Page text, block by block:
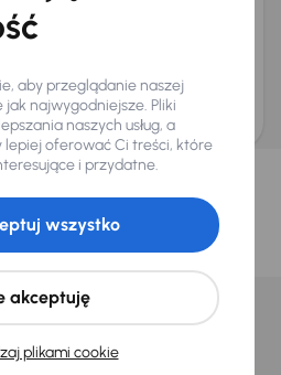
zapytanie
AURES Holdings a.s., z siedzibą
8, będzie przechowywać i przetwarzać
ochrony i przetwarzaniadanych
dla Ciebie
pojazdyz naszej oferty. Kupimy
pojazdówkażdego dnia.
aby przeglądanie naszej
jak najwygodniejsze. Pliki
naszych usług, a
lepiej oferować Ci treści, które
i przydatne.
plikami cookie
akceptuję
wszystko